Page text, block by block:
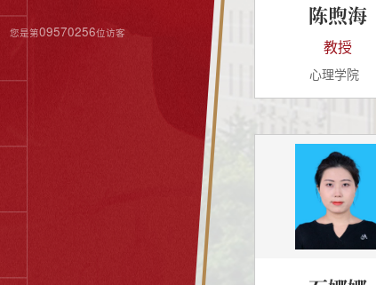
您是第09570256位访客
陈煦海
教授
心理学院